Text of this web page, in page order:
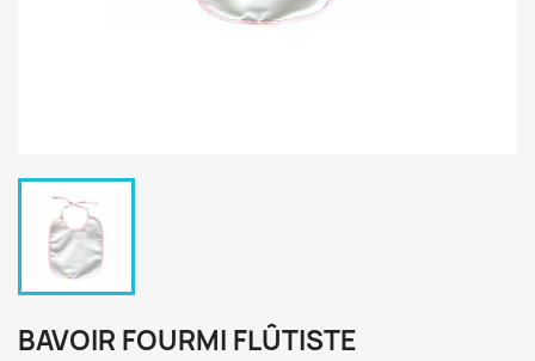
BAVOIR FOURMI FLÛTISTE